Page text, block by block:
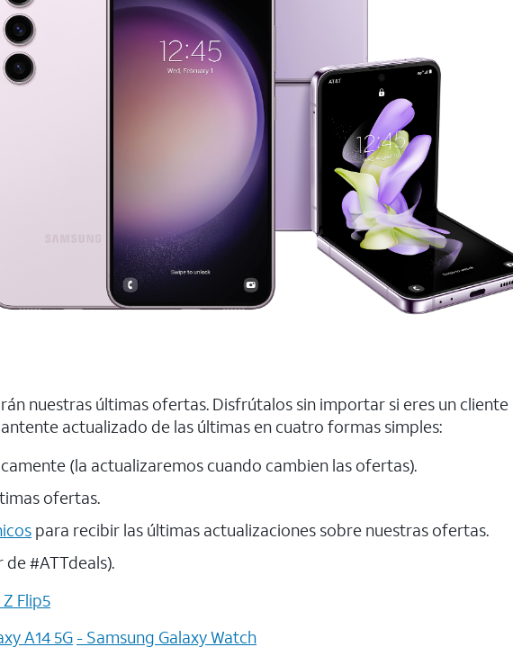
nuestras últimas ofertas. Disfrútalos sin importar si eres un cliente
actualizado de las últimas en cuatro formas simples:
(la actualizaremos cuando cambien las ofertas).
ofertas.
para recibir las últimas actualizaciones sobre nuestras ofertas.
de #ATTdeals).
Flip5
A14 5G- Samsung Galaxy Watch